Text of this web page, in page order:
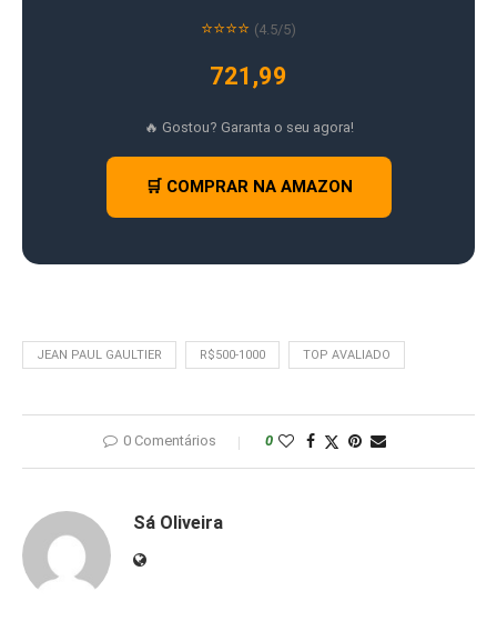
⭐⭐⭐⭐ (4.5/5)
721,99
🔥 Gostou? Garanta o seu agora!
🛒 COMPRAR NA AMAZON
JEAN PAUL GAULTIER R$500-1000 TOP AVALIADO
0 Comentários 0
Sá Oliveira